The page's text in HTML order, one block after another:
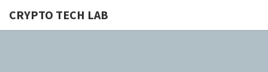
CRYPTO TECH LAB